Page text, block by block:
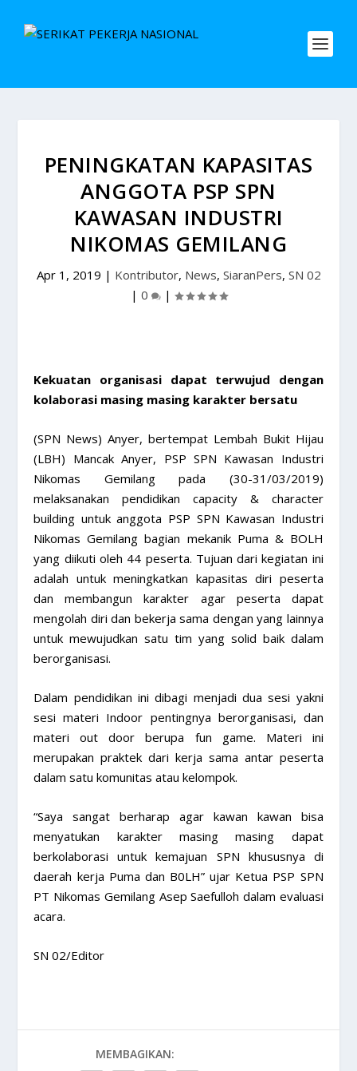
PENINGKATAN KAPASITAS
ANGGOTA PSP SPN
KAWASAN INDUSTRI
NIKOMAS GEMILANG
Apr 1, 2019 | Kontributor, News, SiaranPers, SN 02
| 0 |
Kekuatan organisasi dapat terwujud dengan
kolaborasi masing masing karakter bersatu
(SPN News) Anyer, bertempat Lembah Bukit Hijau
(LBH) Mancak Anyer, PSP SPN Kawasan Industri
Nikomas Gemilang pada (30-31/03/2019)
melaksanakan pendidikan capacity & character
building untuk anggota PSP SPN Kawasan Industri
Nikomas Gemilang bagian mekanik Puma & BOLH
yang diikuti oleh 44 peserta. Tujuan dari kegiatan ini
adalah untuk meningkatkan kapasitas diri peserta
dan membangun karakter agar peserta dapat
mengolah diri dan bekerja sama dengan yang lainnya
untuk mewujudkan satu tim yang solid baik dalam
berorganisasi.
Dalam pendidikan ini dibagi menjadi dua sesi yakni
sesi materi Indoor pentingnya berorganisasi, dan
materi out door berupa fun game. Materi ini
merupakan praktek dari kerja sama antar peserta
dalam satu komunitas atau kelompok.
“Saya sangat berharap agar kawan kawan bisa
menyatukan karakter masing masing dapat
berkolaborasi untuk kemajuan SPN khususnya di
daerah kerja Puma dan B0LH” ujar Ketua PSP SPN
PT Nikomas Gemilang Asep Saefulloh dalam evaluasi
acara.
SN 02/Editor
MEMBAGIKAN: